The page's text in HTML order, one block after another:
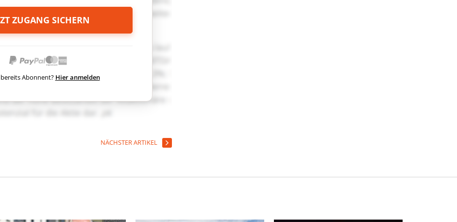
ZUGANG SICHERN
Abonnent? Hier anmelden
NÄCHSTER ARTIKEL